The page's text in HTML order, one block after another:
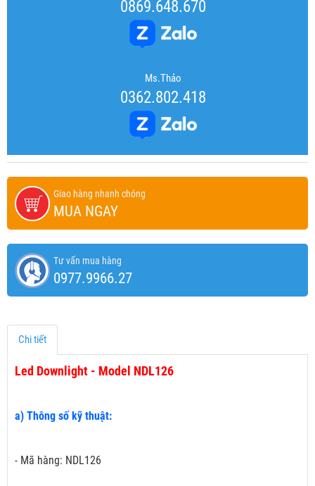
0869.648.670
Ms.Thảo
0362.802.418
Giao hàng nhanh chóng
MUA NGAY
Tư vấn mua hàng
0977.9966.27
Chi tiết
Led Downlight - Model NDL126
a) Thông số kỹ thuật:
- Mã hàng: NDL126